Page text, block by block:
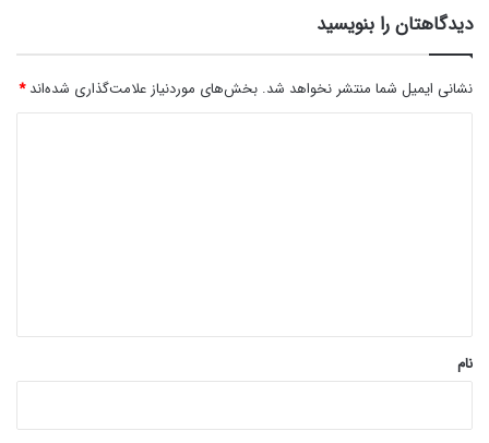
دیدگاهتان را بنویسید
نشانی ایمیل شما منتشر نخواهد شد. بخش‌های موردنیاز علامت‌گذاری شده‌اند*
نام